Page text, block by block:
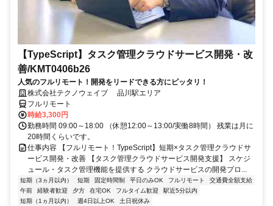
【TypeScript】タスク管理クラウドサービス開発・改
善/KMT0406b26
人気のフルリモート！開発をリードできる方にピッタリ！
株式会社テクノウェイブ 品川駅エリア
フルリモート
時給3,300円
勤務時間 09:00～18:00 （休憩12:00～13:00/実働8時間） 残業は月に
20時間くらいです。
仕事内容 【フルリモート！TypeScript】短期×タスク管理クラウドサ
ービス開発・改善 【タスク管理クラウドサービス開発支援】 スケジ
ュール・タスク管理機能を提供する クラウドサービスの開発プロ...
短期（3ヵ月以内） 短期 固定時間制 平日のみOK フルリモート
交通費全額支給
午前
経験者歓迎 夕方 在宅OK フルタイム歓迎
駅近5分以内
短期（1ヵ月以内）
週4日以上OK 土日祝休み